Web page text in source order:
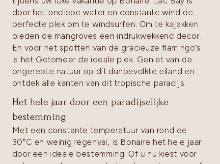
door het ondiepe water en constante wind de
perfecte plek om te windsurfen. Om te kajakken
bieden de mangroves een indrukwekkend decor.
En voor het spotten van de gracieuze flamingo’s
is het Gotomeer de ideale plek. Geniet van de
ongerepte natuur op dit dunbevolkte eiland en
ontdek alle kanten van dit tropische paradijs.
Het hele jaar door een paradijselijke
bestemming
Met een constante temperatuur van rond de
30°C en weinig regenval, is Bonaire het hele jaar
door een ideale bestemming. Of u nu kiest voor